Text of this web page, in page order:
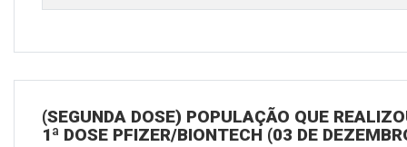
(SEGUNDA DOSE) POPULAÇÃO QUE
1ª DOSE PFIZER/BIONTECH (03 DE